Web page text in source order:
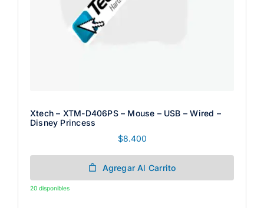
Xtech – XTM-D406PS – Mouse – USB – Wired –
Disney Princess
$8.400
Agregar Al Carrito
20 disponibles